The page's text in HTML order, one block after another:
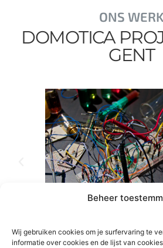
Beheer
Wij gebruiken cookies om je surfervaring te
informatie over cookies en de lijst van
ONS WERK
DOMOTICA
GENT